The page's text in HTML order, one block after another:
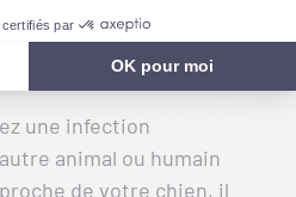
son système
une infection
animal ou humain
de votre chien, il